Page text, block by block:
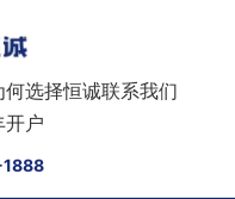
何选择恒诚联系我们
开户